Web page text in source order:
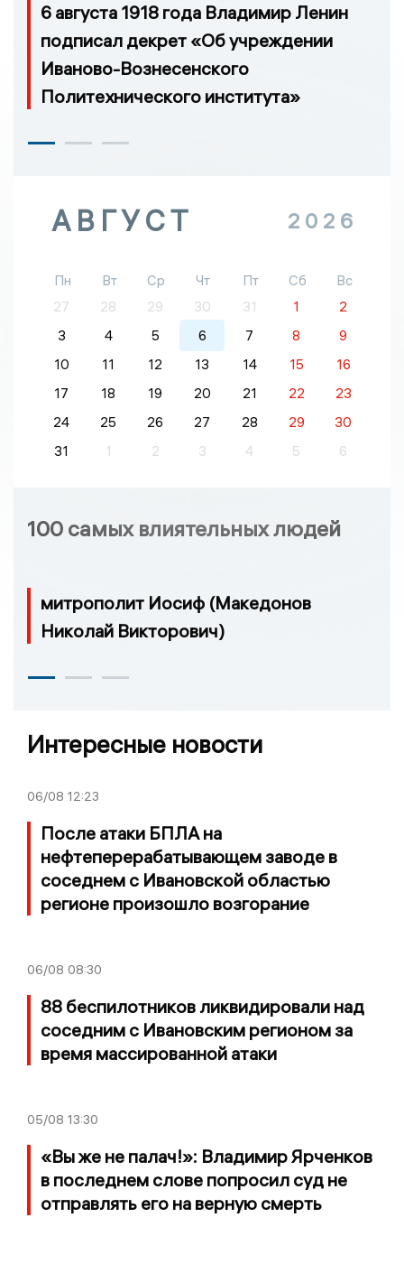
6 августа 1918 года Владимир Ленин
подписал декрет «Об учреждении
Иваново-Вознесенского
Политехнического института»
АВГУСТ 2026
Пн Вт Ср Чт Пт Сб
Вс
27
28 29 30 31 1
2
3
4 5 6 7 8
9
10
11 12 13 14 15
16
17
18 19 20 21 22
23
24
25 26 27 28 29
30
31
1 2 3 4 5 6
100 самых влиятельных людей
митрополит Иосиф (Македонов
Николай Викторович)
Интересные новости
06/08 12:23
После атаки БПЛА на
нефтеперерабатывающем заводе в
соседнем с Ивановской областью
регионе произошло возгорание
06/08 08:30
88 беспилотников ликвидировали над
соседним с Ивановским регионом за
время массированной атаки
05/08 13:30
«Вы же не палач!»: Владимир Ярченков
в последнем слове попросил суд не
отправлять его на верную смерть